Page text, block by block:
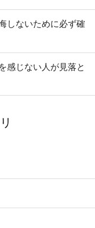
しないために必ず確
感じない人が見落と